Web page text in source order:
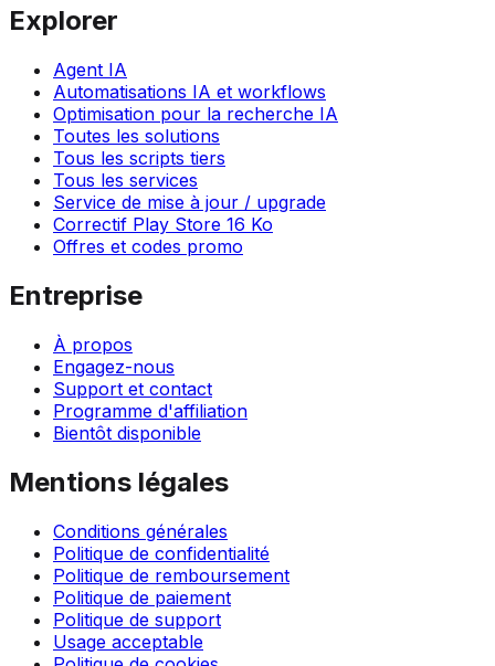
Explorer
Agent IA
Automatisations IA et workflows
Optimisation pour la recherche IA
Toutes les solutions
Tous les scripts tiers
Tous les services
Service de mise à jour / upgrade
Correctif Play Store 16 Ko
Offres et codes promo
Entreprise
À propos
Engagez-nous
Support et contact
Programme d'affiliation
Bientôt disponible
Mentions légales
Conditions générales
Politique de confidentialité
Politique de remboursement
Politique de paiement
Politique de support
Usage acceptable